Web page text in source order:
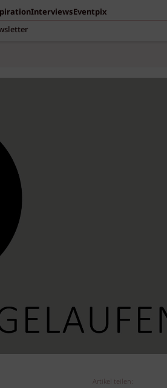
InterviewsEventpix
Artikel teilen: